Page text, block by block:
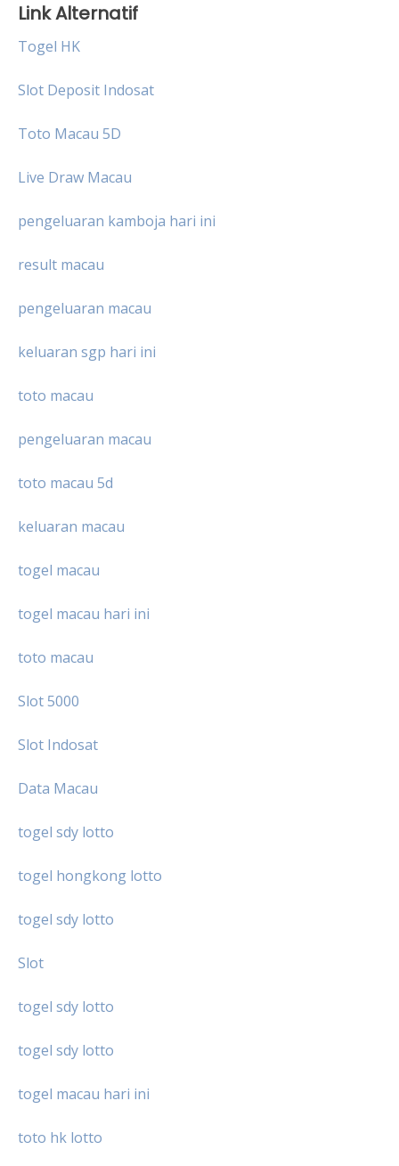
Link Alternatif
Togel HK
Slot Deposit Indosat
Toto Macau 5D
Live Draw Macau
pengeluaran kamboja hari ini
result macau
pengeluaran macau
keluaran sgp hari ini
toto macau
pengeluaran macau
toto macau 5d
keluaran macau
togel macau
togel macau hari ini
toto macau
Slot 5000
Slot Indosat
Data Macau
togel sdy lotto
togel hongkong lotto
togel sdy lotto
Slot
togel sdy lotto
togel sdy lotto
togel macau hari ini
toto hk lotto